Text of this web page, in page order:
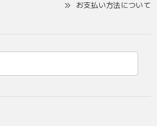
お支払い方法について